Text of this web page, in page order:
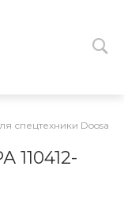
спецтехники Doosan